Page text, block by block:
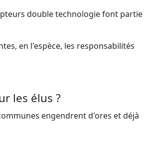
double technologie font partie
en l'espèce, les responsabilités
les élus ?
engendrent d'ores et déjà